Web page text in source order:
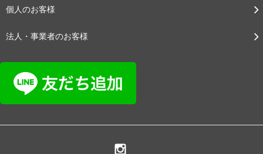
個人のお客様
法人・事業者のお客様